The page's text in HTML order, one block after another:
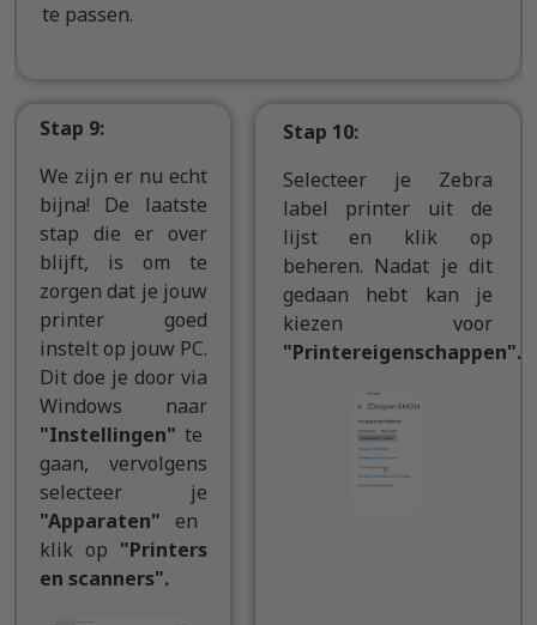
te passen.
Stap 9:
We zijn er nu echt
bijna! De laatste
stap die er over
blijft, is om te
zorgen dat je jouw
printer goed
instelt op jouw PC.
Dit doe je door via
Windows naar
"Instellingen" te
gaan, vervolgens
selecteer je
"Apparaten" en
klik op "Printers
en scanners".
Stap 10:
Selecteer je Zebra
label printer uit de
lijst en klik op
beheren. Nadat je dit
gedaan hebt kan je
kiezen voor
"Printereigenschappen".